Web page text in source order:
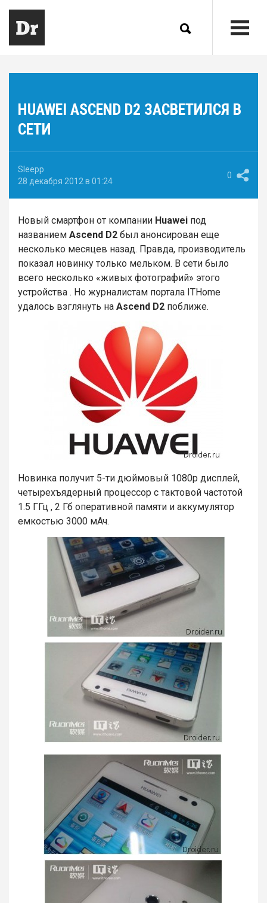
HUAWEI ASCEND D2 ЗАСВЕТИЛСЯ В
СЕТИ
Sleepp
28 декабря 2012 в 01:24
0
Новый смартфон от компании Huawei под
названием Ascend D2 был анонсирован еще
несколько месяцев назад. Правда, производитель
показал новинку только мельком. В сети было
всего несколько «живых фотографий» этого
устройства . Но журналистам портала ITHome
удалось взглянуть на Ascend D2 поближе.
Новинка получит 5-ти дюймовый 1080р дисплей,
четырехъядерный процессор с тактовой частотой
1.5 ГГц , 2 Гб оперативной памяти и аккумулятор
емкостью 3000 мАч.